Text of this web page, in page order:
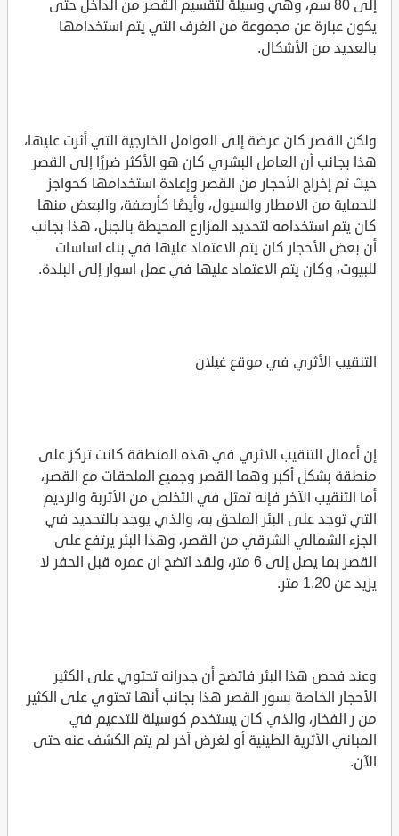
إلى 80 سم، وهي وسيلة لتقسيم القصر من الداخل حتى
يكون عبارة عن مجموعة من الغرف التي يتم استخدامها
بالعديد من الأشكال.
ولكن القصر كان عرضة إلى العوامل الخارجية التي أثرت عليها،
هذا بجانب أن العامل البشري كان هو الأكثر ضررًا إلى القصر
حيث تم إخراج الأحجار من القصر وإعادة استخدامها كحواجز
للحماية من الامطار والسيول، وأيضًا كأرصفة، والبعض منها
كان يتم استخدامه لتحديد المزارع المحيطة بالجبل، هذا بجانب
أن بعض الأحجار كان يتم الاعتماد عليها في بناء اساسات
للبيوت، وكان يتم الاعتماد عليها في عمل اسوار إلى البلدة.
التنقيب الأثري في موقع غيلان
إن أعمال التنقيب الاثري في هذه المنطقة كانت تركز على
منطقة بشكل أكبر وهما القصر وجميع الملحقات مع القصر،
أما التنقيب الآخر فإنه تمثل في التخلص من الأتربة والرديم
التي توجد على البئر الملحق به، والذي يوجد بالتحديد في
الجزء الشمالي الشرقي من القصر، وهذا البئر يرتفع على
القصر بما يصل إلى 6 متر، ولقد اتضح ان عمره قبل الحفر لا
يزيد عن 1.20 متر.
وعند فحص هذا البئر فاتضح أن جدرانه تحتوي على الكثير
الأحجار الخاصة بسور القصر هذا بجانب أنها تحتوي على الكثير
من ر الفخار، والذي كان يستخدم كوسيلة للتدعيم في
المباني الأثرية الطينية أو لغرض آخر لم يتم الكشف عنه حتى
الآن.